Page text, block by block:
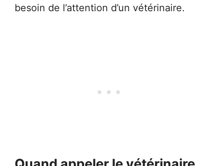
besoin de l’attention d’un vétérinaire.